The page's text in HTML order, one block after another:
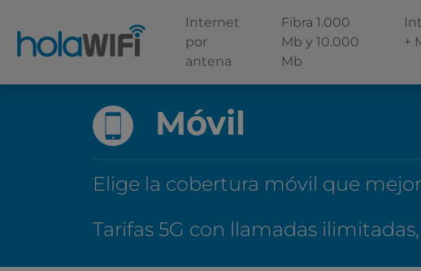
Internet
por
antena
Fibra 1.000
Mb y 10.000
Mb
+
Móvil
Elige la cobertura móvil que
Tarifas 5G con llamadas